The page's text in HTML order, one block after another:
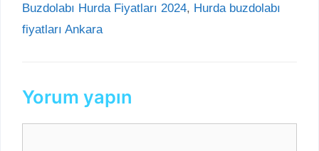
Buzdolabı Hurda Fiyatları 2024, Hurda buzdolabı
fiyatları Ankara
Yorum yapın